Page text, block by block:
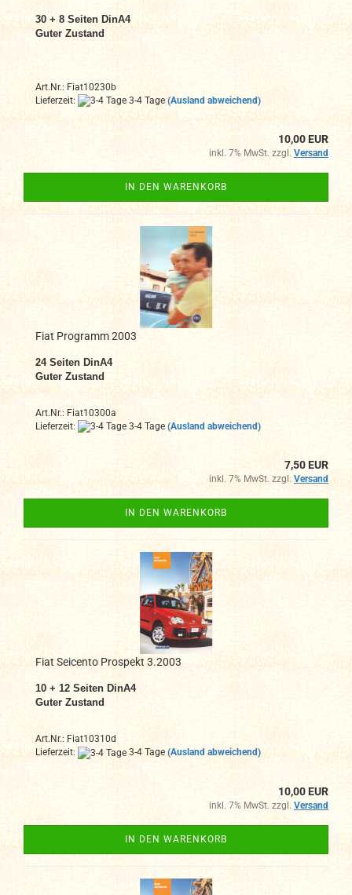
30 + 8 Seiten DinA4
Guter Zustand
Art.Nr.: Fiat10230b
Lieferzeit:
3-4 Tage (Ausland abweichend)
10,00 EUR
inkl. 7% MwSt. zzgl. Versand
IN DEN WARENKORB
Fiat Programm 2003
24 Seiten DinA4
Guter Zustand
Art.Nr.: Fiat10300a
Lieferzeit:
3-4 Tage (Ausland abweichend)
7,50 EUR
inkl. 7% MwSt. zzgl. Versand
IN DEN WARENKORB
Fiat Seicento Prospekt 3.2003
10 + 12 Seiten DinA4
Guter Zustand
Art.Nr.: Fiat10310d
Lieferzeit:
3-4 Tage (Ausland abweichend)
10,00 EUR
inkl. 7% MwSt. zzgl. Versand
IN DEN WARENKORB